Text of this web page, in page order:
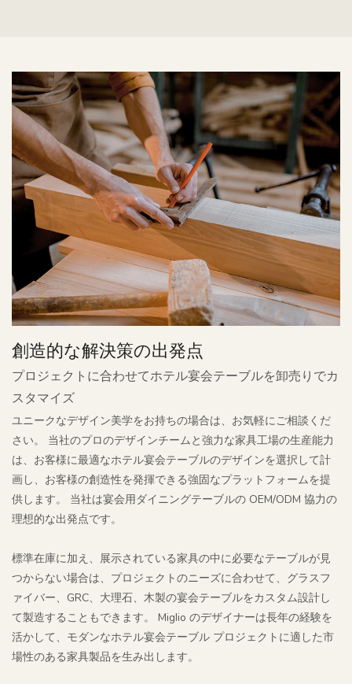
創造的な解決策の出発点
プロジェクトに合わせてホテル宴会テーブルを卸売りでカ
スタマイズ
ユニークなデザイン美学をお持ちの場合は、お気軽にご相談くだ
さい。 当社のプロのデザインチームと強力な家具工場の生産能力
は、お客様に最適なホテル宴会テーブルのデザインを選択して計
画し、お客様の創造性を発揮できる強固なプラットフォームを提
供します。 当社は宴会用ダイニングテーブルの OEM/ODM 協力の
理想的な出発点です。
標準在庫に加え、展示されている家具の中に必要なテーブルが見
つからない場合は、プロジェクトのニーズに合わせて、グラスフ
ァイバー、GRC、大理石、木製の宴会テーブルをカスタム設計し
て製造することもできます。 Miglio のデザイナーは長年の経験を
活かして、モダンなホテル宴会テーブル プロジェクトに適した市
場性のある家具製品を生み出します。